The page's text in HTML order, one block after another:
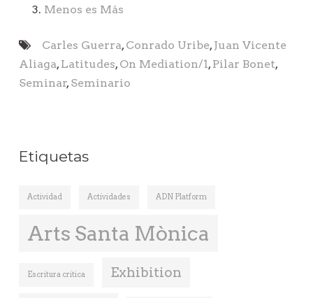
Menos es Más
Carles Guerra, Conrado Uribe, Juan Vicente
Aliaga, Latitudes, On Mediation/1, Pilar Bonet,
Seminar, Seminario
Etiquetas
Actividad Actividades ADN Platform
Arts Santa Mònica
Escritura critica Exhibition